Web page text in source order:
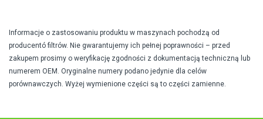
Informacje o zastosowaniu produktu w maszynach pochodzą od
producentó filtrów. Nie gwarantujemy ich pełnej poprawności – przed
zakupem prosimy o weryfikację zgodności z dokumentacją techniczną lub
numerem OEM. Oryginalne numery podano jedynie dla celów
porównawczych. Wyżej wymienione części są to części zamienne.